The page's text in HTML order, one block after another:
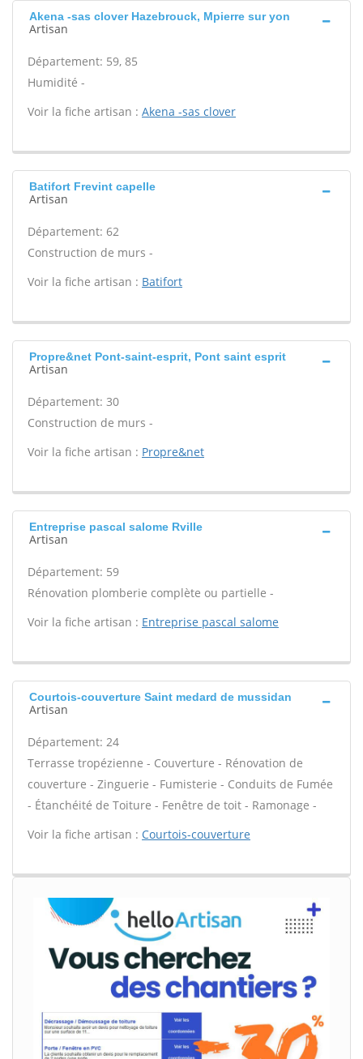
Akena -sas clover Hazebrouck, Mpierre sur yon
Artisan
Département: 59, 85
Humidité -
Voir la fiche artisan : Akena -sas clover
Batifort Frevint capelle
Artisan
Département: 62
Construction de murs -
Voir la fiche artisan : Batifort
Propre&net Pont-saint-esprit, Pont saint esprit
Artisan
Département: 30
Construction de murs -
Voir la fiche artisan : Propre&net
Entreprise pascal salome Rville
Artisan
Département: 59
Rénovation plomberie complète ou partielle -
Voir la fiche artisan : Entreprise pascal salome
Courtois-couverture Saint medard de mussidan
Artisan
Département: 24
Terrasse tropézienne - Couverture - Rénovation de
couverture - Zinguerie - Fumisterie - Conduits de Fumée
- Étanchéité de Toiture - Fenêtre de toit - Ramonage -
Voir la fiche artisan : Courtois-couverture